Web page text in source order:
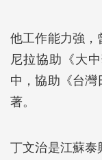
他工作能力強，
尼拉協助《大
中，協助《台
著。
丁文治是江蘇泰